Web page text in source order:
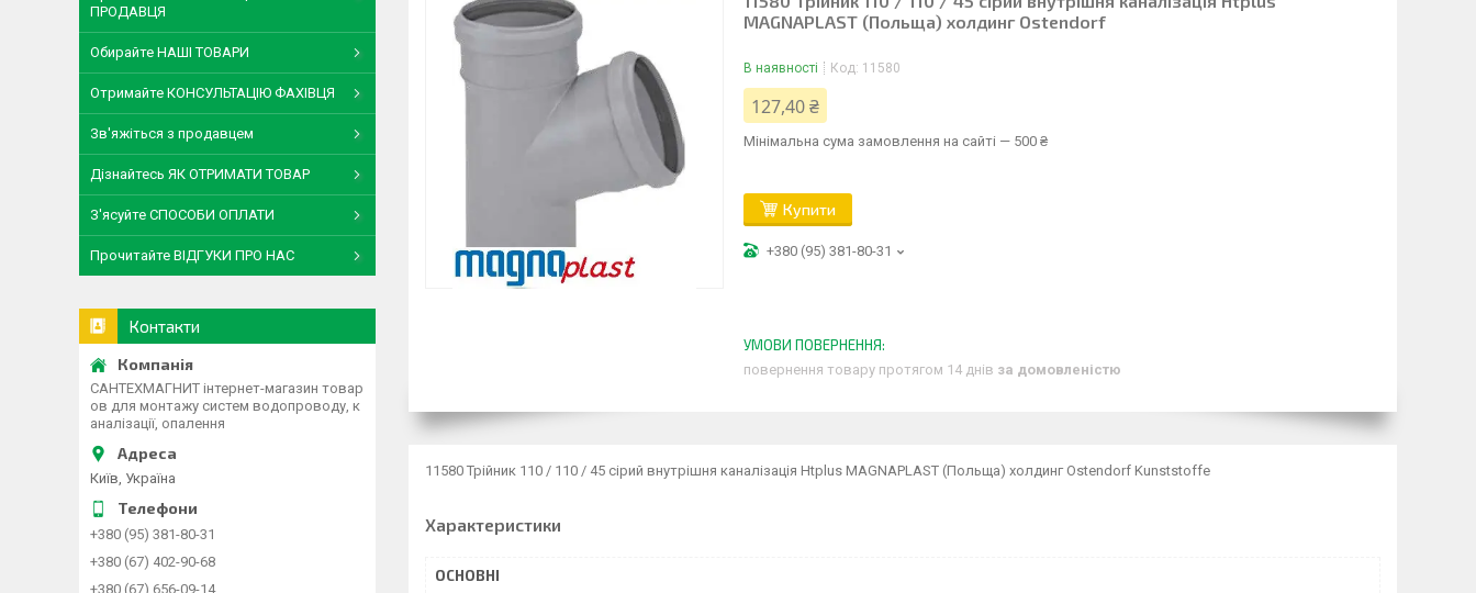
MAGNAPLAST (Польща) холдинг Ostendorf
В наявності Код: 11580
127,40 ₴
Мінімальна сума замовлення на сайті — 500 ₴
Купити
+380 (95) 381-80-31
повернення товару протягом 14 днів за домовленістю
11580 Трійник 110 / 110 / 45 сірий внутрішня каналізація Htplus MAGNAPLAST (Польща) холдинг Ostendorf Kunststoffe
Характеристики
ОСНОВНІ
ПРОДАВЦЯ
Обирайте НАШІ ТОВАРИ
Отримайте КОНСУЛЬТАЦІЮ ФАХІВЦЯ
Зв'яжіться з продавцем
Дізнайтесь ЯК ОТРИМАТИ ТОВАР
З'ясуйте СПОСОБИ ОПЛАТИ
Прочитайте ВІДГУКИ ПРО НАС
Контакти
САНТЕХМАГНИТ інтернет-магазин товар
ов для монтажу систем водопроводу, к
аналізації, опалення
Київ, Україна
+380 (95) 381-80-31
+380 (67) 402-90-68
+380 (67) 656-09-14